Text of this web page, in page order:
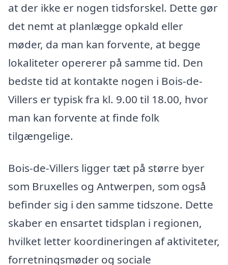
at der ikke er nogen tidsforskel. Dette gør
det nemt at planlægge opkald eller
møder, da man kan forvente, at begge
lokaliteter opererer på samme tid. Den
bedste tid at kontakte nogen i Bois-de-
Villers er typisk fra kl. 9.00 til 18.00, hvor
man kan forvente at finde folk
tilgængelige.
Bois-de-Villers ligger tæt på større byer
som Bruxelles og Antwerpen, som også
befinder sig i den samme tidszone. Dette
skaber en ensartet tidsplan i regionen,
hvilket letter koordineringen af aktiviteter,
forretningsmøder og sociale